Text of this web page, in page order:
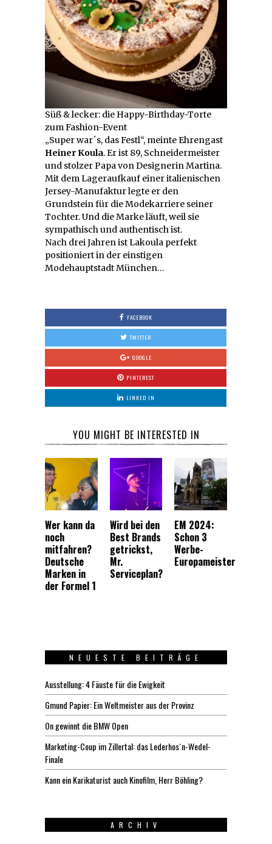
Süß & lecker: die Happy-Birthday-Torte
zum Fashion-Event
„Super war´s, das Festl“, meinte Ehrengast
Heiner Koula. Er ist 89, Schneidermeister
und stolzer Papa von Designerin Martina.
Mit dem Lageraufkauf einer italienischen
Jersey-Manufaktur legte er den
Grundstein für die Modekarriere seiner
Tochter. Und die Marke läuft, weil sie
sympathisch und authentisch ist.
Nach drei Jahren ist Lakoula perfekt
positioniert in der einstigen
Modehauptstadt München…
FACEBOOK
TWITTER
GOOGLE
PINTEREST
LINKED IN
YOU MIGHT BE INTERESTED IN
Wer kann da
noch
mitfahren?
Deutsche
Marken in
der Formel 1
Wird bei den
Best Brands
getrickst,
Mr.
Serviceplan?
EM 2024:
Schon 3
Werbe-
Europameister
NEUESTE BEITRÄGE
Ausstellung: 4 Fäuste für die Ewigkeit
Gmund Papier: Ein Weltmeister aus der Provinz
On gewinnt die BMW Open
Marketing-Coup im Zillertal: das Lederhos´n-Wedel-
Finale
Kann ein Karikaturist auch Kinofilm, Herr Böhling?
ARCHIV